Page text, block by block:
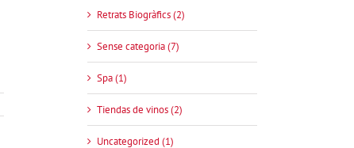
Retrats Biogràfics (2)
Sense categoria (7)
Spa (1)
Tiendas de vinos (2)
Uncategorized (1)